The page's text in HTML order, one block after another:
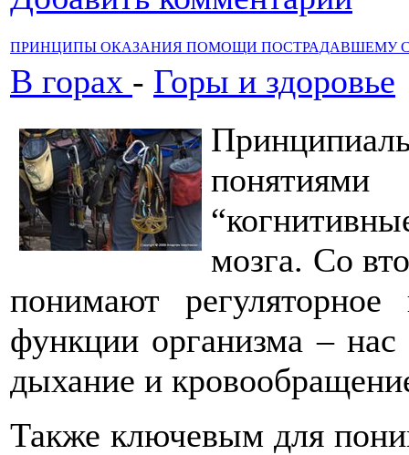
ПРИНЦИПЫ ОКАЗАНИЯ ПОМОЩИ ПОСТРАДАВШЕМУ
В горах - Горы и здоровье
понятиями
мозга. Со
понимают
функции организма – нас
дыхание и
Также ключевым для